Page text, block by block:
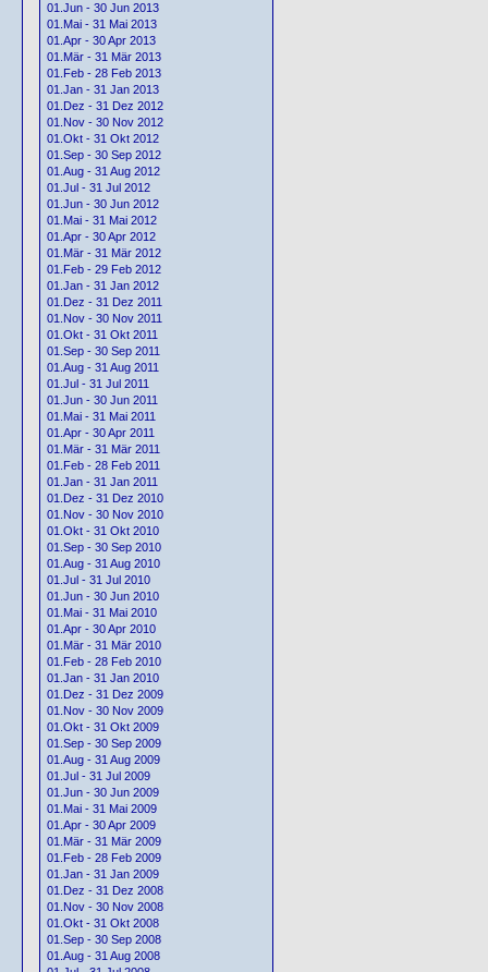
01.Jun - 30 Jun 2013
01.Mai - 31 Mai 2013
01.Apr - 30 Apr 2013
01.Mär - 31 Mär 2013
01.Feb - 28 Feb 2013
01.Jan - 31 Jan 2013
01.Dez - 31 Dez 2012
01.Nov - 30 Nov 2012
01.Okt - 31 Okt 2012
01.Sep - 30 Sep 2012
01.Aug - 31 Aug 2012
01.Jul - 31 Jul 2012
01.Jun - 30 Jun 2012
01.Mai - 31 Mai 2012
01.Apr - 30 Apr 2012
01.Mär - 31 Mär 2012
01.Feb - 29 Feb 2012
01.Jan - 31 Jan 2012
01.Dez - 31 Dez 2011
01.Nov - 30 Nov 2011
01.Okt - 31 Okt 2011
01.Sep - 30 Sep 2011
01.Aug - 31 Aug 2011
01.Jul - 31 Jul 2011
01.Jun - 30 Jun 2011
01.Mai - 31 Mai 2011
01.Apr - 30 Apr 2011
01.Mär - 31 Mär 2011
01.Feb - 28 Feb 2011
01.Jan - 31 Jan 2011
01.Dez - 31 Dez 2010
01.Nov - 30 Nov 2010
01.Okt - 31 Okt 2010
01.Sep - 30 Sep 2010
01.Aug - 31 Aug 2010
01.Jul - 31 Jul 2010
01.Jun - 30 Jun 2010
01.Mai - 31 Mai 2010
01.Apr - 30 Apr 2010
01.Mär - 31 Mär 2010
01.Feb - 28 Feb 2010
01.Jan - 31 Jan 2010
01.Dez - 31 Dez 2009
01.Nov - 30 Nov 2009
01.Okt - 31 Okt 2009
01.Sep - 30 Sep 2009
01.Aug - 31 Aug 2009
01.Jul - 31 Jul 2009
01.Jun - 30 Jun 2009
01.Mai - 31 Mai 2009
01.Apr - 30 Apr 2009
01.Mär - 31 Mär 2009
01.Feb - 28 Feb 2009
01.Jan - 31 Jan 2009
01.Dez - 31 Dez 2008
01.Nov - 30 Nov 2008
01.Okt - 31 Okt 2008
01.Sep - 30 Sep 2008
01.Aug - 31 Aug 2008